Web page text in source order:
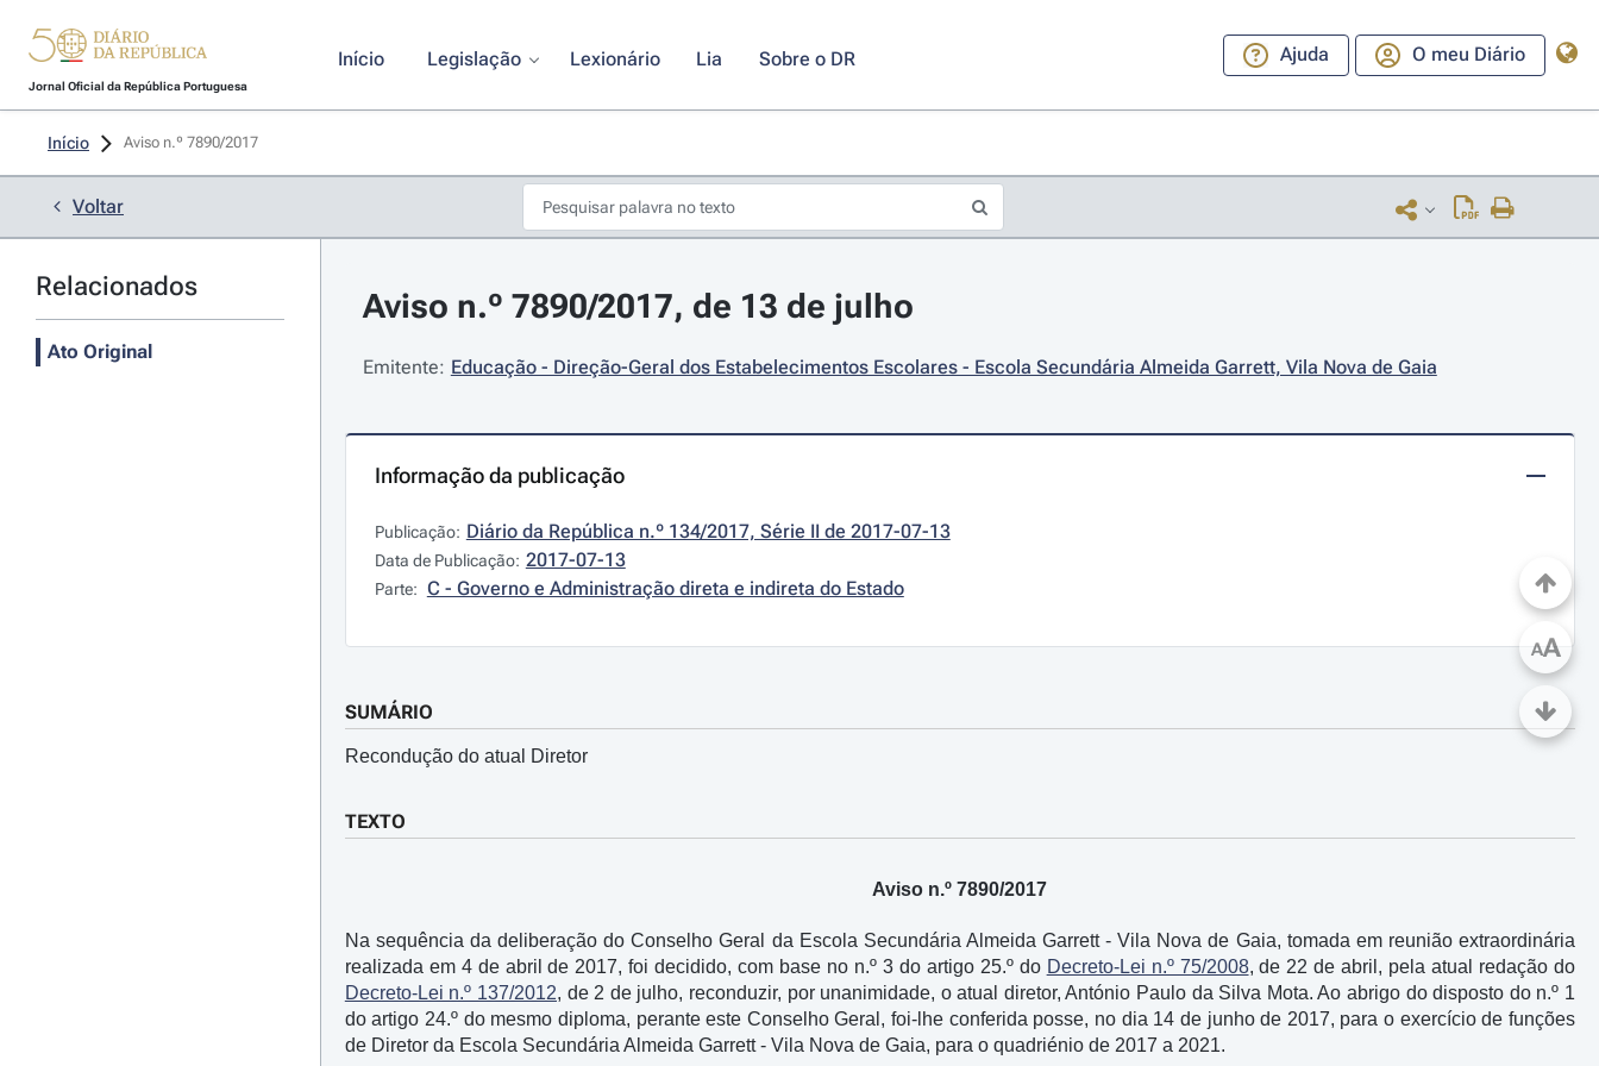
Jornal Oficial da República Portuguesa
Início Legislação Lexionário Lia Sobre o DR Ajuda O meu Diário
Início Aviso n.º 7890/2017
Voltar
Relacionados
Ato Original
Aviso n.º 7890/2017, de 13 de julho
Emitente: Educação - Direção-Geral dos Estabelecimentos Escolares - Escola Secundária Almeida Garrett, Vila Nova de Gaia
Informação da publicação
Publicação: Diário da República n.º 134/2017, Série II de 2017-07-13
Data de Publicação: 2017-07-13
Parte: C - Governo e Administração direta e indireta do Estado
SUMÁRIO
Recondução do atual Diretor
TEXTO
Aviso n.º 7890/2017
Na sequência da deliberação do Conselho Geral da Escola Secundária Almeida Garrett - Vila Nova de Gaia, tomada em reunião extraordinária
realizada em 4 de abril de 2017, foi decidido, com base no n.º 3 do artigo 25.º do Decreto-Lei n.º 75/2008, de 22 de abril, pela atual redação do
Decreto-Lei n.º 137/2012, de 2 de julho, reconduzir, por unanimidade, o atual diretor, António Paulo da Silva Mota. Ao abrigo do disposto do n.º 1
do artigo 24.º do mesmo diploma, perante este Conselho Geral, foi-lhe conferida posse, no dia 14 de junho de 2017, para o exercício de funções
de Diretor da Escola Secundária Almeida Garrett - Vila Nova de Gaia, para o quadriénio de 2017 a 2021.
AA